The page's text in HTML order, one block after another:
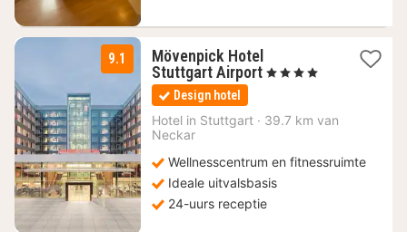
9.1
Mövenpick Hotel
Stuttgart Airport 2
94
, 4 Sterren
Design hotel
Hotel in Stuttgart · 39.7 km van
Neckar
Wellnesscentrum en fitnessruimte
Ideale uitvalsbasis
24-uurs receptie